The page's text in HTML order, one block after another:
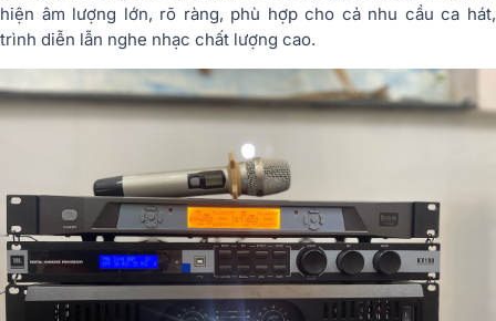
hiện âm lượng lớn, rõ ràng, phù hợp cho cả nhu cầu ca hát,
trình diễn lẫn nghe nhạc chất lượng cao.